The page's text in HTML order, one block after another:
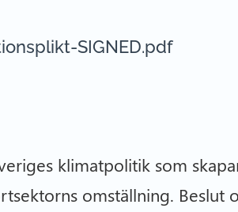
SIGNED.pdf
klimatpolitik som
omställning. Beslut